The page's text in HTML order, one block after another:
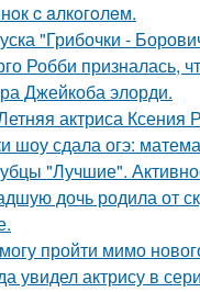
c aлкoгoлeм.
"Грибочки -
Робби призналась,
Джейкоба элорди.
актриса Ксения
шоу сдала огэ:
"Лучшие".
дочь родила от
пройти мимо
увидел актрису в